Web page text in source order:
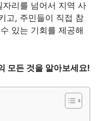
리를 넘어서 지역 사
고, 주민들이 직접 참
있는 기회를 제공해
모든 것을 알아보세요!